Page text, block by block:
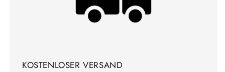
KOSTENLOSER VERSAND